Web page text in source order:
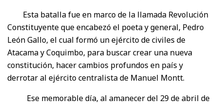
Esta batalla fue en marco de la llamada Revolución
Constituyente que encabezó el poeta y general, Pedro
León Gallo, el cual formó un ejército de civiles de
Atacama y Coquimbo, para buscar crear una nueva
constitución, hacer cambios profundos en país y
derrotar al ejército centralista de Manuel Montt.
Ese memorable día, al amanecer del 29 de abril de